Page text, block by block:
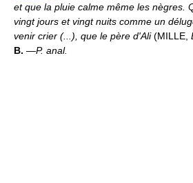
et que la pluie calme même les nègres.
vingt jours et vingt nuits comme un
venir crier (...), que le père d'Ali(MILLE,
B. —P. anal.